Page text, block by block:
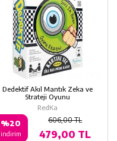
Dedektif Akıl Mantık Zeka ve
Strateji Oyunu
RedKa
%20
indirim
606,00 TL
479,00 TL